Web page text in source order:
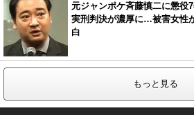
元ジャンポケ斉藤慎二に懲役
実刑判決が濃厚に…被害女性
白
もっと見る